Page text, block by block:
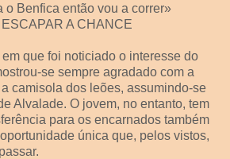
o Benfica então vou a correr»
A CHANCE
que foi noticiado o interesse do
se sempre agradado com a
camisola dos leões, assumindo-se
Alvalade. O jovem, no entanto, tem
para os encarnados também
única que, pelos vistos,